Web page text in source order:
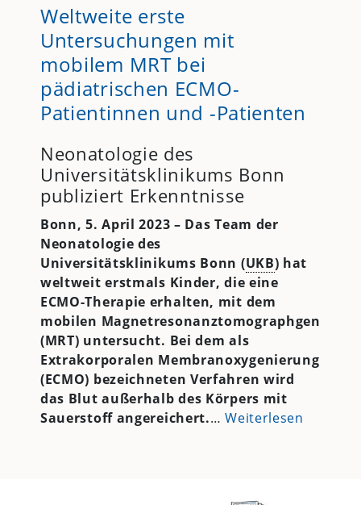
Weltweite erste
Untersuchungen mit
mobilem MRT bei
pädiatrischen ECMO-
Patientinnen und -Patienten
Neonatologie des
Universitätsklinikums Bonn
publiziert Erkenntnisse
Bonn, 5. April 2023 – Das Team der
Neonatologie des
Universitätsklinikums Bonn (UKB) hat
weltweit erstmals Kinder, die eine
ECMO-Therapie erhalten, mit dem
mobilen Magnetresonanztomographgen
(MRT) untersucht. Bei dem als
Extrakorporalen Membranoxygenierung
(ECMO) bezeichneten Verfahren wird
das Blut außerhalb des Körpers mit
Sauerstoff angereichert.…Weiterlesen